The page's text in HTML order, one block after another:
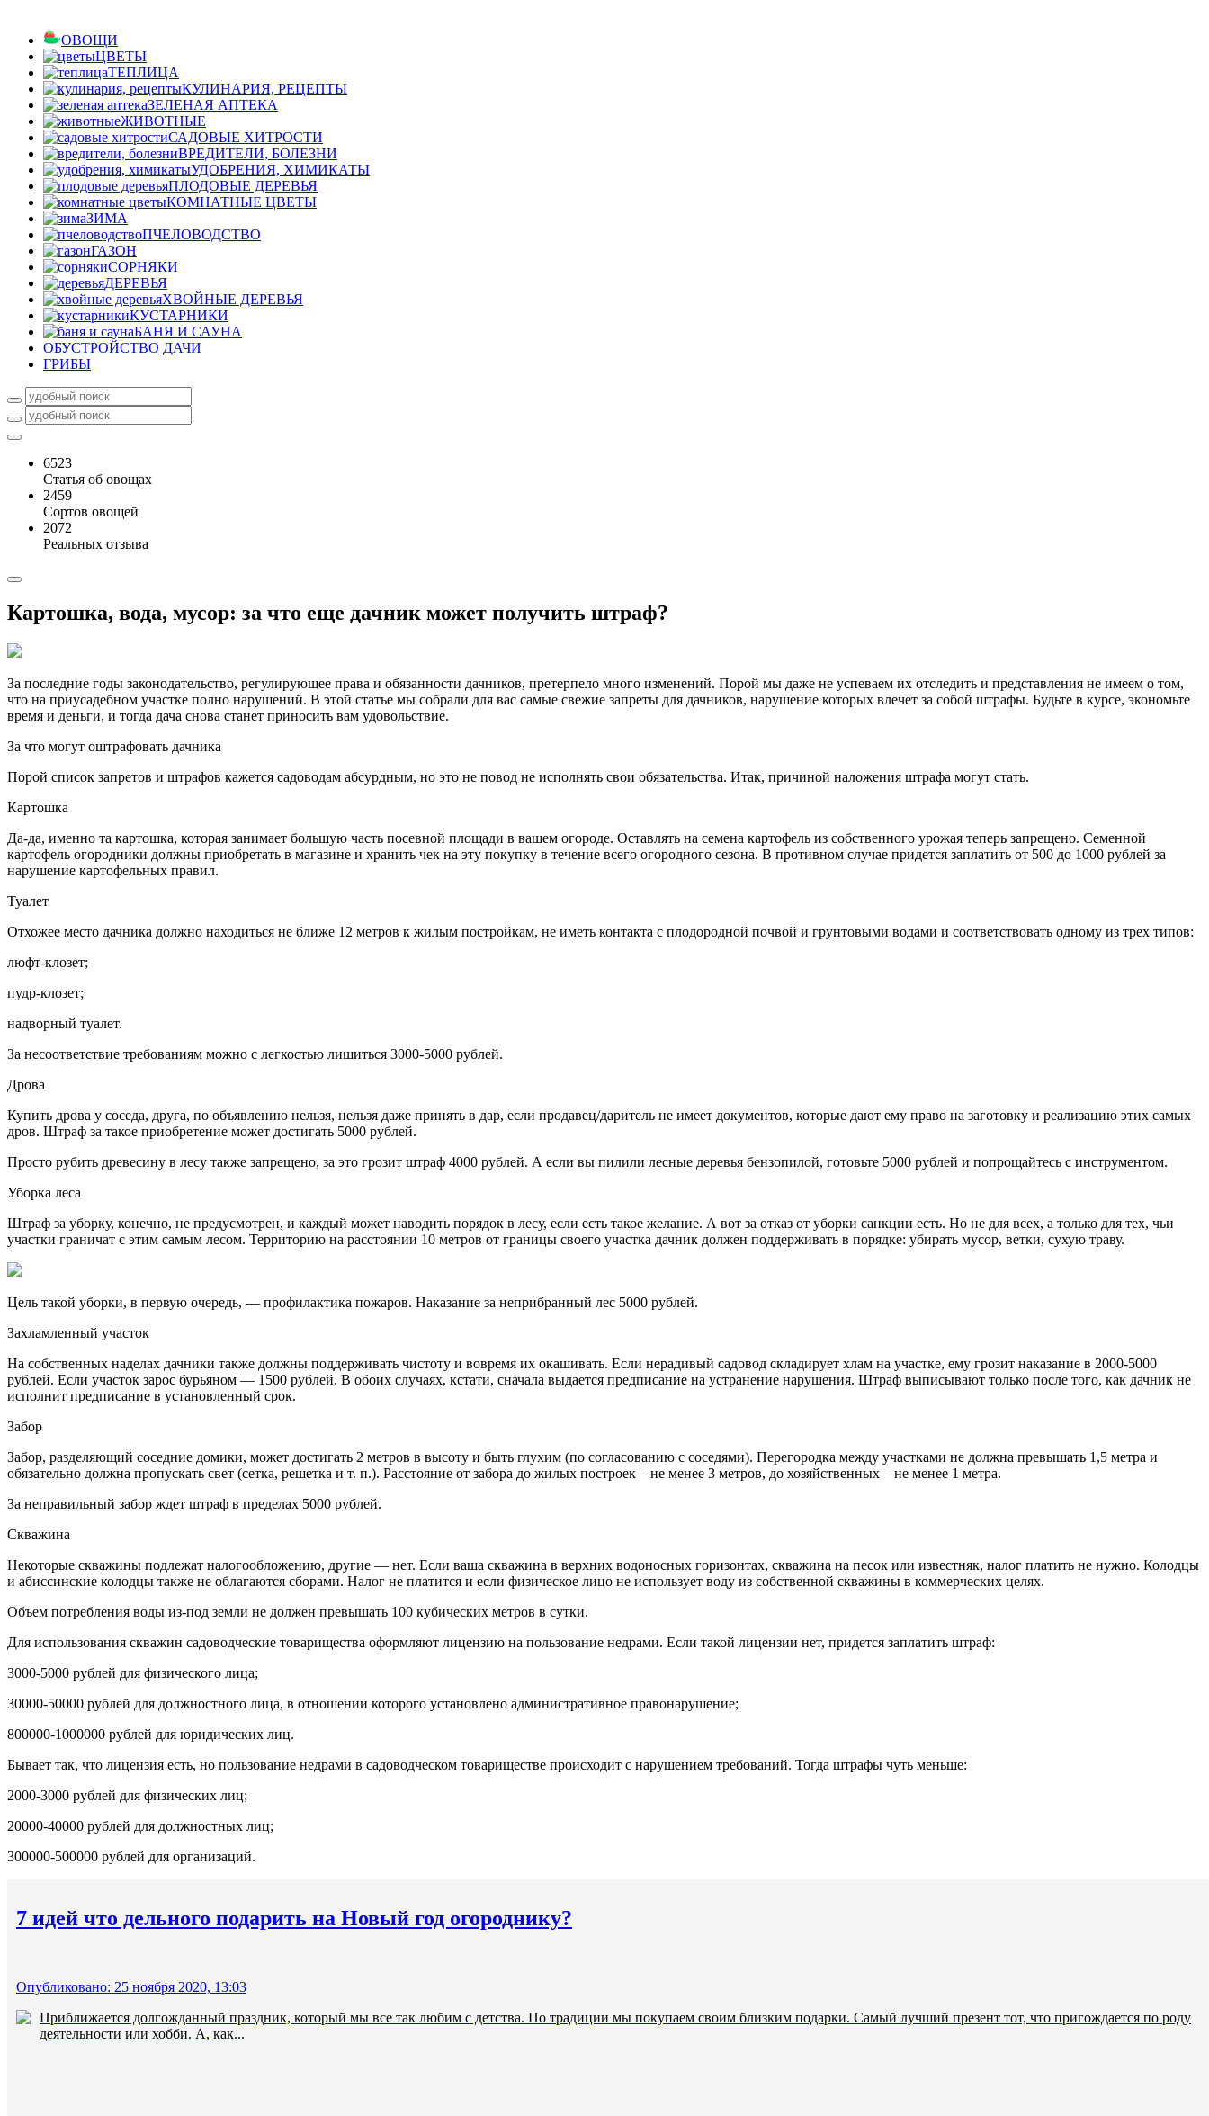
ОВОЩИ
ЦВЕТЫ
ТЕПЛИЦА
КУЛИНАРИЯ, РЕЦЕПТЫ
ЗЕЛЕНАЯ АПТЕКА
ЖИВОТНЫЕ
САДОВЫЕ ХИТРОСТИ
ВРЕДИТЕЛИ, БОЛЕЗНИ
УДОБРЕНИЯ, ХИМИКАТЫ
ПЛОДОВЫЕ ДЕРЕВЬЯ
КОМНАТНЫЕ ЦВЕТЫ
ЗИМА
ПЧЕЛОВОДСТВО
ГАЗОН
СОРНЯКИ
ДЕРЕВЬЯ
ХВОЙНЫЕ ДЕРЕВЬЯ
КУСТАРНИКИ
БАНЯ И САУНА
ОБУСТРОЙСТВО ДАЧИ
ГРИБЫ
6523
Статья об овощах
2459
Сортов овощей
2072
Реальных отзыва
Картошка, вода, мусор: за что еще дачник может получить штраф?
За последние годы законодательство, регулирующее права и обязанности дачников, претерпело много изменений. Порой мы даже не успеваем их отследить и представления не имеем о том,
что на приусадебном участке полно нарушений. В этой статье мы собрали для вас самые свежие запреты для дачников, нарушение которых влечет за собой штрафы. Будьте в курсе, экономьте
время и деньги, и тогда дача снова станет приносить вам удовольствие.
За что могут оштрафовать дачника
Порой список запретов и штрафов кажется садоводам абсурдным, но это не повод не исполнять свои обязательства. Итак, причиной наложения штрафа могут стать.
Картошка
Да-да, именно та картошка, которая занимает большую часть посевной площади в вашем огороде. Оставлять на семена картофель из собственного урожая теперь запрещено. Семенной
картофель огородники должны приобретать в магазине и хранить чек на эту покупку в течение всего огородного сезона. В противном случае придется заплатить от 500 до 1000 рублей за
нарушение картофельных правил.
Туалет
Отхожее место дачника должно находиться не ближе 12 метров к жилым постройкам, не иметь контакта с плодородной почвой и грунтовыми водами и соответствовать одному из трех типов:
люфт-клозет;
пудр-клозет;
надворный туалет.
За несоответствие требованиям можно с легкостью лишиться 3000-5000 рублей.
Дрова
Купить дрова у соседа, друга, по объявлению нельзя, нельзя даже принять в дар, если продавец/даритель не имеет документов, которые дают ему право на заготовку и реализацию этих самых
дров. Штраф за такое приобретение может достигать 5000 рублей.
Просто рубить древесину в лесу также запрещено, за это грозит штраф 4000 рублей. А если вы пилили лесные деревья бензопилой, готовьте 5000 рублей и попрощайтесь с инструментом.
Уборка леса
Штраф за уборку, конечно, не предусмотрен, и каждый может наводить порядок в лесу, если есть такое желание. А вот за отказ от уборки санкции есть. Но не для всех, а только для тех, чьи
участки граничат с этим самым лесом. Территорию на расстоянии 10 метров от границы своего участка дачник должен поддерживать в порядке: убирать мусор, ветки, сухую траву.
Цель такой уборки, в первую очередь, — профилактика пожаров. Наказание за неприбранный лес 5000 рублей.
Захламленный участок
На собственных наделах дачники также должны поддерживать чистоту и вовремя их окашивать. Если нерадивый садовод складирует хлам на участке, ему грозит наказание в 2000-5000
рублей. Если участок зарос бурьяном — 1500 рублей. В обоих случаях, кстати, сначала выдается предписание на устранение нарушения. Штраф выписывают только после того, как дачник не
исполнит предписание в установленный срок.
Забор
Забор, разделяющий соседние домики, может достигать 2 метров в высоту и быть глухим (по согласованию с соседями). Перегородка между участками не должна превышать 1,5 метра и
обязательно должна пропускать свет (сетка, решетка и т. п.). Расстояние от забора до жилых построек – не менее 3 метров, до хозяйственных – не менее 1 метра.
За неправильный забор ждет штраф в пределах 5000 рублей.
Скважина
Некоторые скважины подлежат налогообложению, другие — нет. Если ваша скважина в верхних водоносных горизонтах, скважина на песок или известняк, налог платить не нужно. Колодцы
и абиссинские колодцы также не облагаются сборами. Налог не платится и если физическое лицо не использует воду из собственной скважины в коммерческих целях.
Объем потребления воды из-под земли не должен превышать 100 кубических метров в сутки.
Для использования скважин садоводческие товарищества оформляют лицензию на пользование недрами. Если такой лицензии нет, придется заплатить штраф:
3000-5000 рублей для физического лица;
30000-50000 рублей для должностного лица, в отношении которого установлено административное правонарушение;
800000-1000000 рублей для юридических лиц.
Бывает так, что лицензия есть, но пользование недрами в садоводческом товариществе происходит с нарушением требований. Тогда штрафы чуть меньше:
2000-3000 рублей для физических лиц;
20000-40000 рублей для должностных лиц;
300000-500000 рублей для организаций.
7 идей что дельного подарить на Новый год огороднику?
Опубликовано: 25 ноября 2020, 13:03
Приближается долгожданный праздник, который мы все так любим с детства. По традиции мы покупаем своим близким подарки. Самый лучший презент тот, что пригождается по роду
деятельности или хобби. А, как...